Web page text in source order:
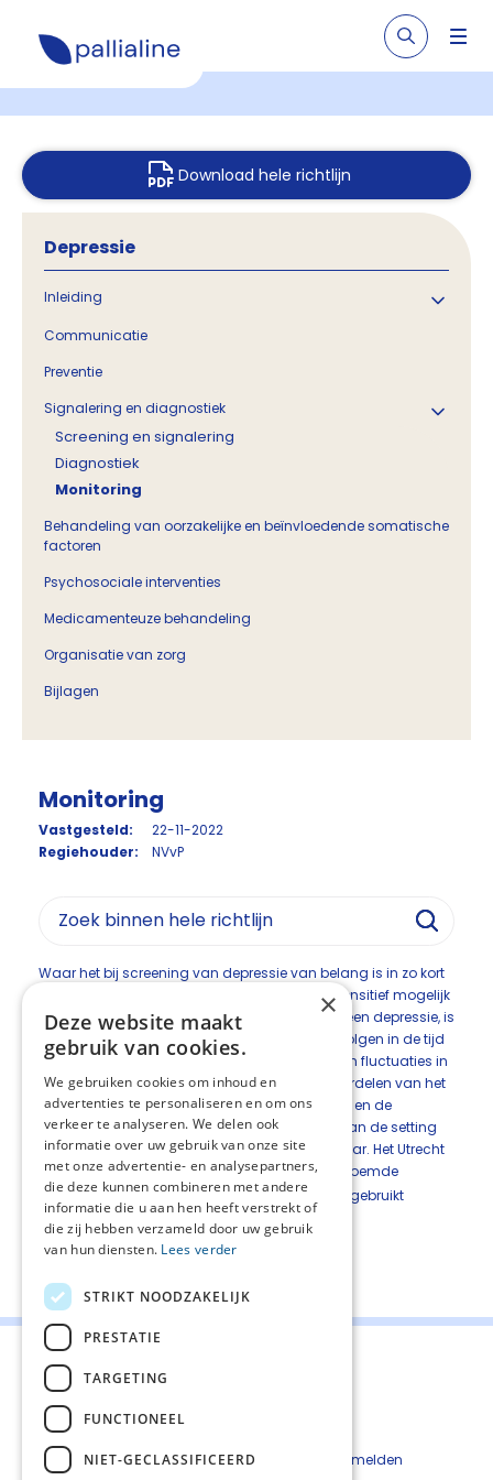
Download hele richtlijn
Depressie
Inleiding
Communicatie
Preventie
Signalering en diagnostiek
Screening en signalering
Diagnostiek
Monitoring
Behandeling van oorzakelijke en beïnvloedende somatische
factoren
Psychosociale interventies
Medicamenteuze behandeling
Organisatie van zorg
Bijlagen
Monitoring
Vastgesteld:
22-11-2022
Regiehouder:
NVvP
Waar het bij screening van depressie van belang is in zo kort
mogelijke tijd en met minimale belasting zo sensitief mogelijk
aanwijzingen te vinden voor het bestaan van een depressie, is
het doel van monitoren anders: namelijk het volgen in de tijd
van de depressie, het aan het licht brengen van fluctuaties in
de aard en ernst van de depressie en het beoordelen van het
effect van interventies. De wijze van monitoring en de
intensiteit waarmee dit gebeurt is afhankelijk van de setting
en ernst, dit wordt bepaald door de behandelaar. Het Utrecht
Symptoom Dagboek ( USD
) en de eerdergenoemde
verdiepingsinstrumenten kunnen voor dit doel gebruikt
worden.
Deel deze pagina:
Contact
Kwetsbaarheid melden
×
Deze website maakt
gebruik van cookies.
We gebruiken cookies om inhoud en
advertenties te personaliseren en om ons
verkeer te analyseren. We delen ook
informatie over uw gebruik van onze site
met onze advertentie- en analysepartners,
die deze kunnen combineren met andere
informatie die u aan hen heeft verstrekt of
die zij hebben verzameld door uw gebruik
van hun diensten. Lees verder
STRIKT NOODZAKELIJK
PRESTATIE
TARGETING
FUNCTIONEEL
NIET-GECLASSIFICEERD